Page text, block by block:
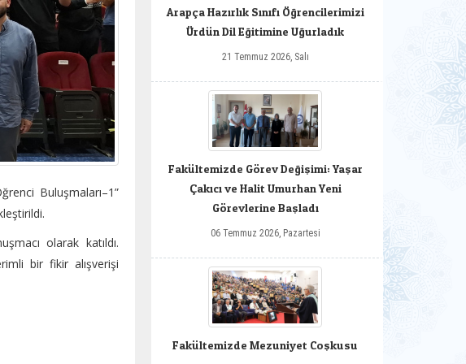
Buluşmaları–1”
olarak katıldı.
bir fikir alışverişi
Arapça Hazırlık Sınıfı Öğrencilerimizi
Ürdün Dil Eğitimine Uğurladık
21 Temmuz 2026, Salı
Fakültemizde Görev Değişimi: Yaşar
Çakıcı ve Halit Umurhan Yeni
Görevlerine Başladı
06 Temmuz 2026, Pazartesi
Fakültemizde Mezuniyet Coşkusu